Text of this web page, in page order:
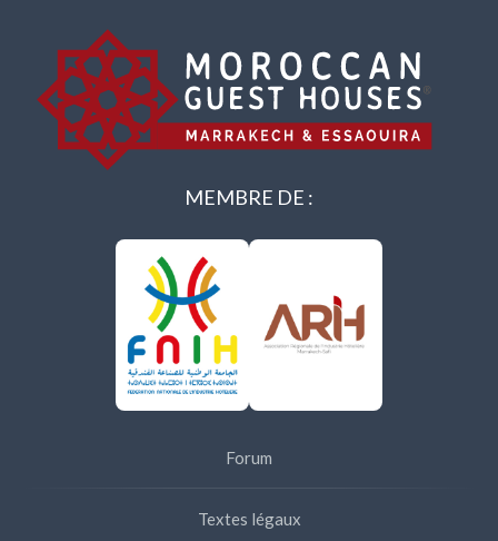
MEMBRE DE :
Forum
Textes légaux